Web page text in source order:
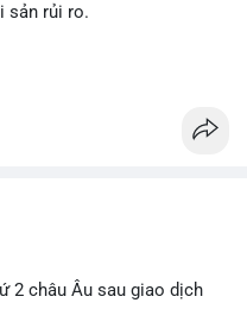
sản rủi ro.
2 châu Âu sau giao dịch